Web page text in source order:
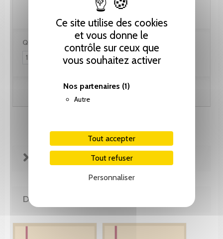
Ce site utilise des cookies
et vous donne le
contrôle sur ceux que
vous souhaitez activer
Nos partenaires (1)
Autre
Tout accepter
Tout refuser
Personnaliser
Quantité :
Ajouter au panier
FICHE TECHNIQUE
DE LA MÊME COLLECTION